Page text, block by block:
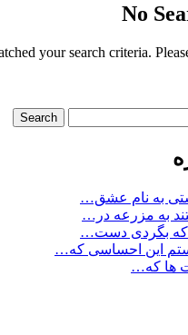
No
your search criteria.
به نام عشق…
به مزرعه در…
که بگردی دست…
این احساسی که…
ها که…